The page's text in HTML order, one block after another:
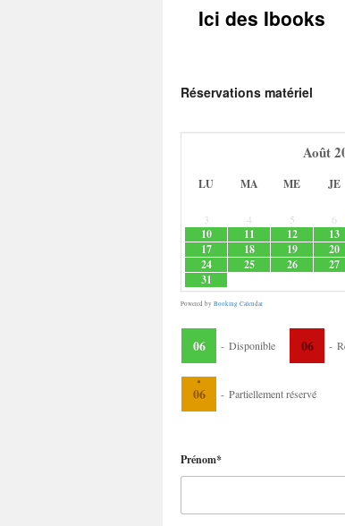
Ici des Ibooks
Réservations matériel
Août
LU MA ME JE
3
4 5 6
10
11 12 13
17
18 19 20
24
25 26 27
31
Powered by Booking Calendar
06 - Disponible 06 -
·
06 - Partiellement réservé
Prénom*